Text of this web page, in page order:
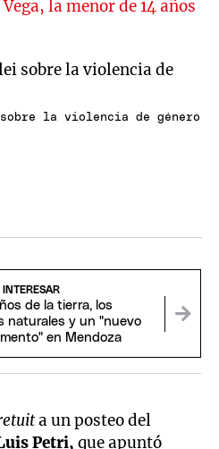
la menor de 14 años
la violencia de género
INTERESAR
de la tierra, los
y un "nuevo
en Mendoza
a un posteo del
Petri, que apuntó